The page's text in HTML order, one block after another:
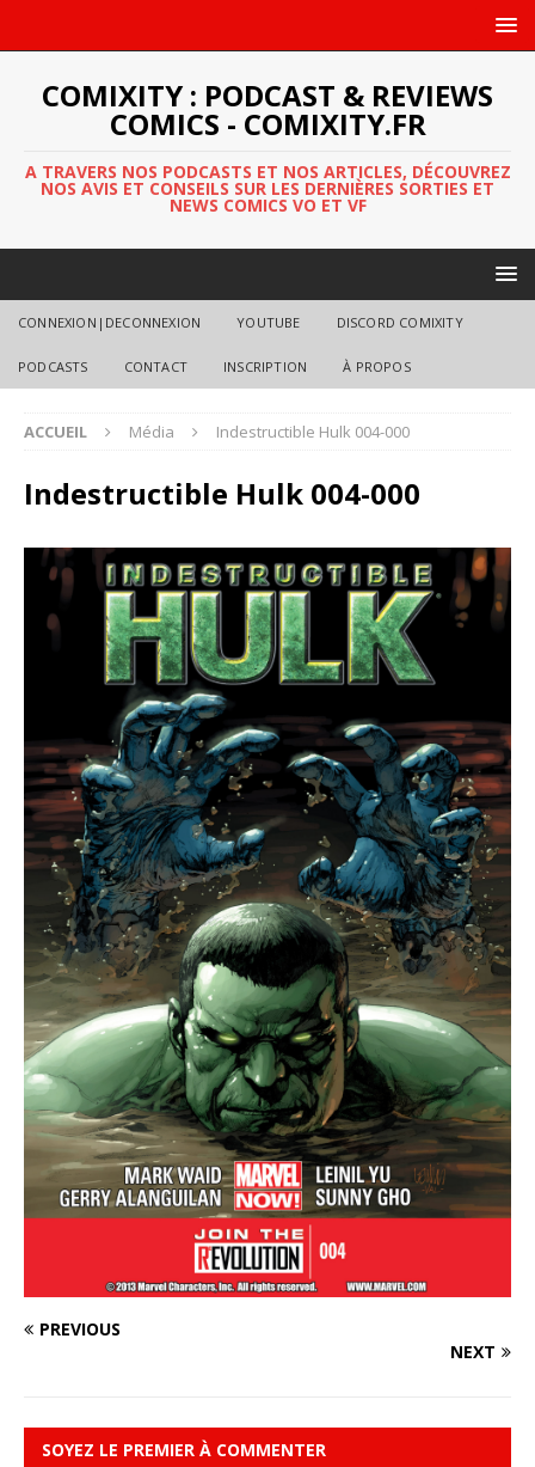
COMIXITY : PODCAST & REVIEWS
COMICS - COMIXITY.FR
A TRAVERS NOS PODCASTS ET NOS ARTICLES, DÉCOUVREZ
NOS AVIS ET CONSEILS SUR LES DERNIÈRES SORTIES ET
NEWS COMICS VO ET VF
CONNEXION|DECONNEXION YOUTUBE DISCORD COMIXITY
PODCASTS CONTACT INSCRIPTION À PROPOS
ACCUEIL Média Indestructible Hulk 004-000
Indestructible Hulk 004-000
PREVIOUS
NEXT
SOYEZ LE PREMIER À COMMENTER